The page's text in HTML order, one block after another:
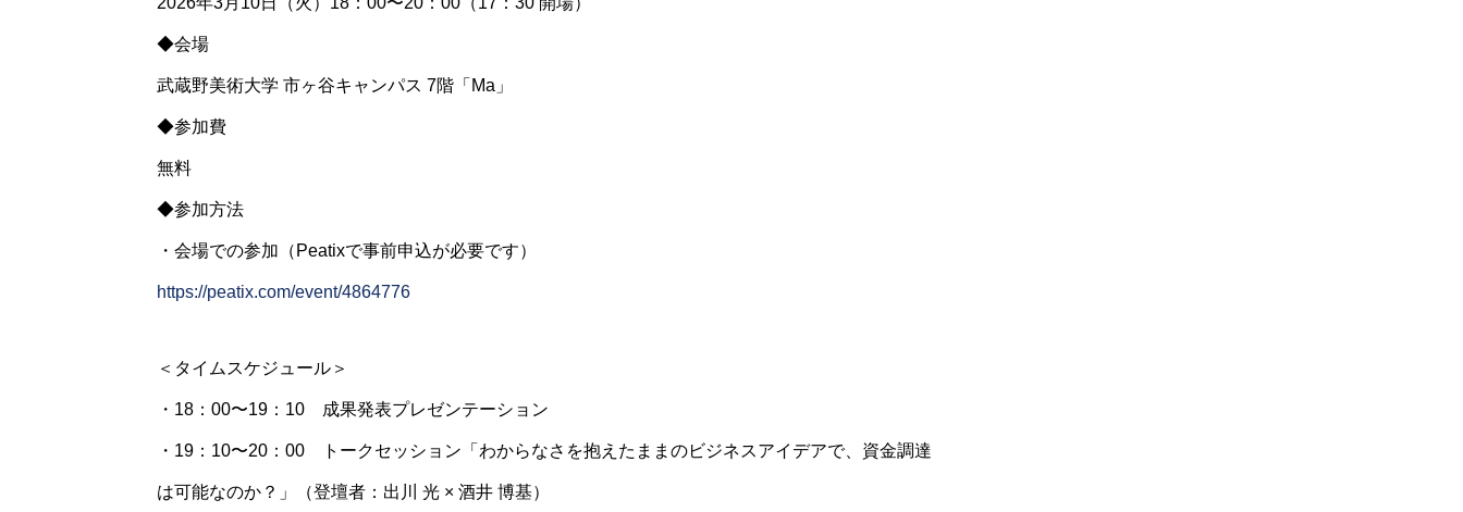
◆会場
武蔵野美術⼤学 市ヶ⾕キャンパス 7階「Ma」
◆参加費
無料
◆参加方法
・会場での参加（Peatixで事前申込が必要です）
https://peatix.com/event/4864776
＜タイムスケジュール＞
・18：00〜19：10 成果発表プレゼンテーション
・19：10〜20：00 トークセッション「わからなさを抱えたままのビジネスアイデアで、資金調達
は可能なのか？」（登壇者：出川 光 × 酒井 博基）